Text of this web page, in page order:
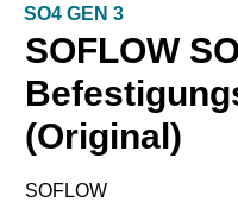
SO4 GEN 3
SOFLOW
(Original)
SOFLOW